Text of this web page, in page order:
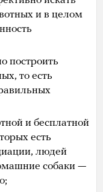
и в целом
построить
то есть
и бесплатной
есть
людей
собаки —